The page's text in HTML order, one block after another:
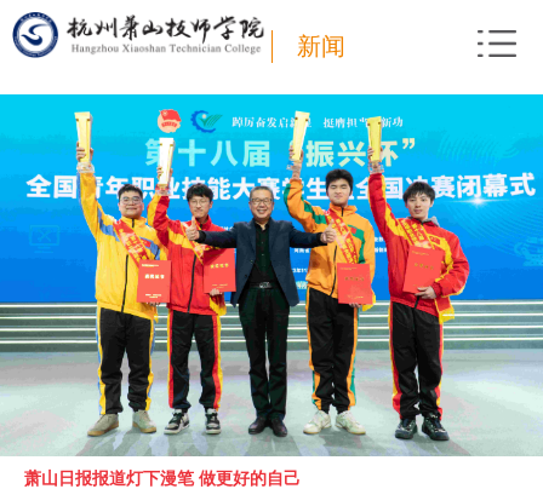
新闻
萧山日报报道灯下漫笔 做更好的自己